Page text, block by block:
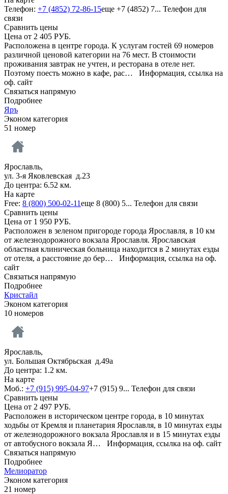
Телефон: +7 (4852) 72-86-15еще +7 (4852) 7... Телефон для
связи
Сравнить цены
Цена от 2 405 РУБ.
Расположена в центре города. К услугам гостей 69 номеров
различной ценовой категории на 76 мест. В стоимости
проживания завтрак не учтен, и ресторана в отеле нет.
Поэтому поесть можно в кафе, рас… Информация, ссылка на
оф. сайт
Связаться напрямую
Подробнее
Яръ
Эконом категория
51 номер
Ярославль,
ул. 3-я Яковлевская д.23
До центра: 6.52 км.
На карте
Free: 8 (800) 500-02-11еще 8 (800) 5... Телефон для связи
Сравнить цены
Цена от 1 950 РУБ.
Расположен в зеленом пригороде города Ярославля, в 10 км
от железнодорожного вокзала Ярославля. Ярославская
областная клиническая больница находится в 2 минутах езды
от отеля, а расстояние до бер… Информация, ссылка на оф.
сайт
Связаться напрямую
Подробнее
Кристайл
Эконом категория
10 номеров
Ярославль,
ул. Большая Октябрьская д.49а
До центра: 1.2 км.
На карте
Моб.: +7 (915) 995-04-97+7 (915) 9... Телефон для связи
Сравнить цены
Цена от 2 497 РУБ.
Расположен в историческом центре города, в 10 минутах
ходьбы от Кремля и планетария Ярославля, в 10 минутах езды
от железнодорожного вокзала Ярославля и в 15 минутах езды
от автобусного вокзала Я… Информация, ссылка на оф. сайт
Связаться напрямую
Подробнее
Мелиоратор
Эконом категория
21 номер